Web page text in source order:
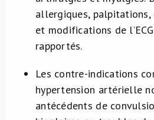
allergiques,
et modifications de
rapportés.
Les contre-indications
hypertension artérielle
antécédents de